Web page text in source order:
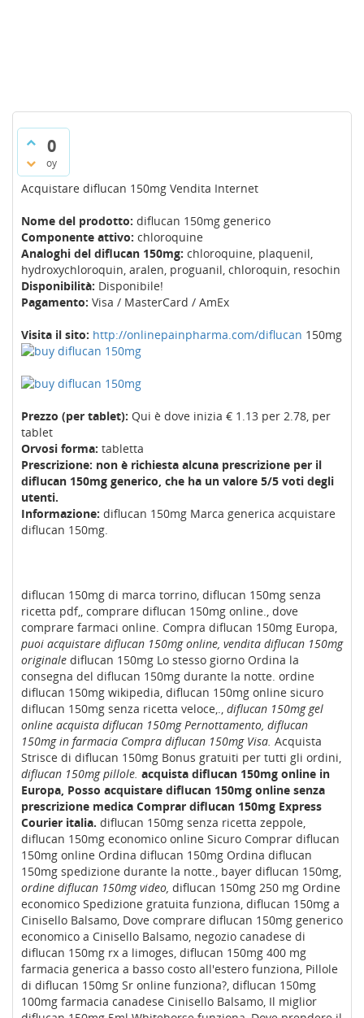
0
oy
Acquistare diflucan 150mg Vendita Internet
Nome del prodotto: diflucan 150mg generico
Componente attivo: chloroquine
Analoghi del diflucan 150mg: chloroquine, plaquenil,
hydroxychloroquin, aralen, proguanil, chloroquin, resochin
Disponibilità: Disponibile!
Pagamento: Visa / MasterCard / AmEx
Visita il sito: http://onlinepainpharma.com/diflucan 150mg
Prezzo (per tablet): Qui è dove inizia € 1.13 per 2.78, per
tablet
Orvosi forma: tabletta
Prescrizione: non è richiesta alcuna prescrizione per il
diflucan 150mg generico, che ha un valore 5/5 voti degli
utenti.
Informazione: diflucan 150mg Marca generica acquistare
diflucan 150mg.
diflucan 150mg di marca torrino, diflucan 150mg senza
ricetta pdf,, comprare diflucan 150mg online., dove
comprare farmaci online. Compra diflucan 150mg Europa,
puoi acquistare diflucan 150mg online, vendita diflucan 150mg
originale diflucan 150mg Lo stesso giorno Ordina la
consegna del diflucan 150mg durante la notte. ordine
diflucan 150mg wikipedia, diflucan 150mg online sicuro
diflucan 150mg senza ricetta veloce,., diflucan 150mg gel
online acquista diflucan 150mg Pernottamento, diflucan
150mg in farmacia Compra diflucan 150mg Visa. Acquista
Strisce di diflucan 150mg Bonus gratuiti per tutti gli ordini,
diflucan 150mg pillole. acquista diflucan 150mg online in
Europa, Posso acquistare diflucan 150mg online senza
prescrizione medica Comprar diflucan 150mg Express
Courier italia. diflucan 150mg senza ricetta zeppole,
diflucan 150mg economico online Sicuro Comprar diflucan
150mg online Ordina diflucan 150mg Ordina diflucan
150mg spedizione durante la notte., bayer diflucan 150mg,
ordine diflucan 150mg video, diflucan 150mg 250 mg Ordine
economico Spedizione gratuita funziona, diflucan 150mg a
Cinisello Balsamo, Dove comprare diflucan 150mg generico
economico a Cinisello Balsamo, negozio canadese di
diflucan 150mg rx a limoges, diflucan 150mg 400 mg
farmacia generica a basso costo all'estero funziona, Pillole
di diflucan 150mg Sr online funziona?, diflucan 150mg
100mg farmacia canadese Cinisello Balsamo, Il miglior